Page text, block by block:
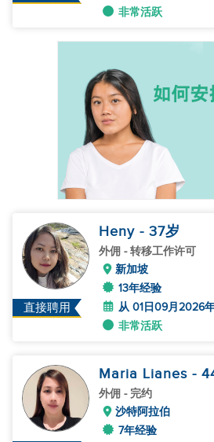
非常活跃
直接聘用
Heny - 37岁
外佣 - 转移工作许可
新加坡
13年经验
从 01日09月2026
非常活跃
Maria Lianes -
外佣 - 完约
沙特阿拉伯
7年经验